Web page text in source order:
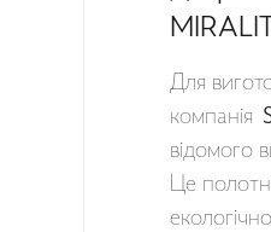
Для
компанія
відомого
Це